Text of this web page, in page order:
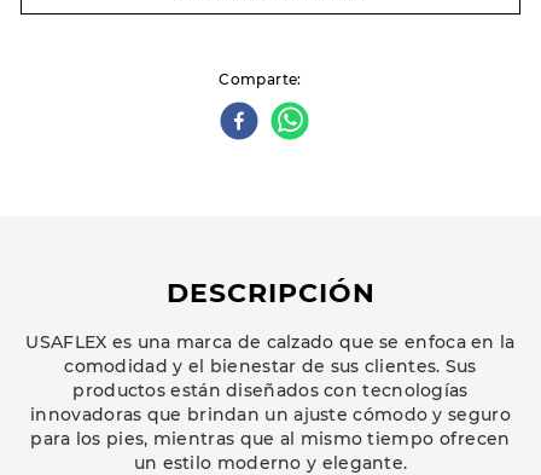
Comparte
DESCRIPCIÓN
USAFLEX es una marca de calzado que se enfoca en la
comodidad y el bienestar de sus clientes. Sus
productos están diseñados con tecnologías
innovadoras que brindan un ajuste cómodo y seguro
para los pies, mientras que al mismo tiempo ofrecen
un estilo moderno y elegante.